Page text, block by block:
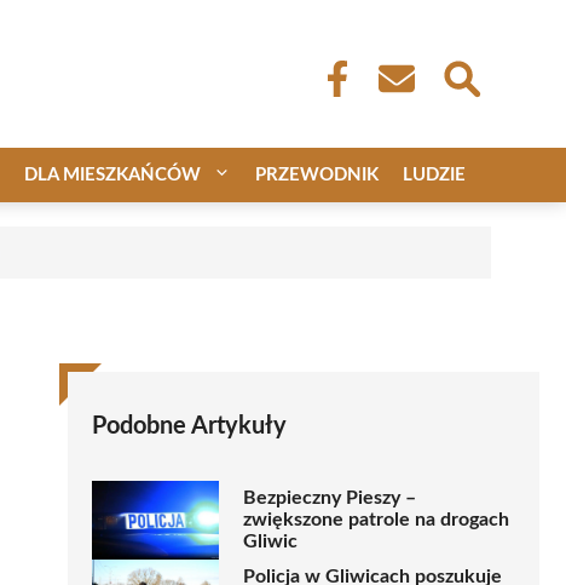
DLA MIESZKAŃCÓW PRZEWODNIK LUDZIE
Podobne Artykuły
Bezpieczny Pieszy –
zwiększone patrole na drogach
Gliwic
Policja w Gliwicach poszukuje